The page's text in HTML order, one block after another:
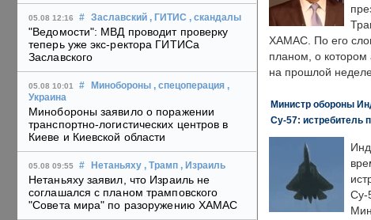
05.08 12:16 # Заславский , ГИТИС , скандалы
"Ведомости": МВД проводит проверку
теперь уже экс-ректора ГИТИСа
Заславского
05.08 10:01 # Минобороны , спецоперация ,
Украина
Минобороны заявило о поражении
транспортно-логистических центров в
Киеве и Киевской области
05.08 09:55 # Нетаньяху , Трамп , Израиль
Нетаньяху заявил, что Израиль не
соглашался с планом трамповского
"Совета мира" по разоружению ХАМАС
ХАМАС. По его
планом, о котором
на прошлой
Министр обороны
Су-57: истребитель
Су-